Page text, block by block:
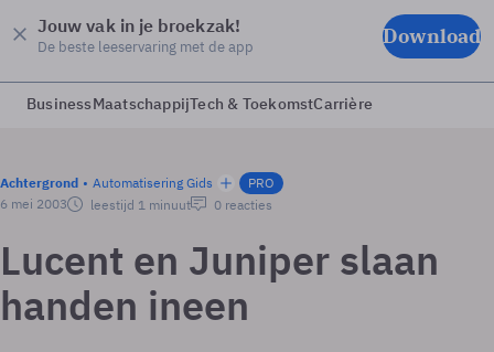
Jouw vak in je broekzak!
De beste leeservaring met de app Download
BusinessMaatschappijTech & ToekomstCarrière
Achtergrond Automatisering Gids
PRO
6 mei 2003
leestijd 1 minuut 0 reacties
Lucent en Juniper slaan
handen ineen